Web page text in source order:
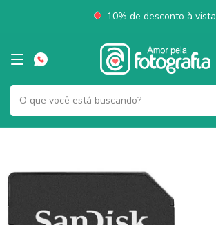
10% de desconto à vista